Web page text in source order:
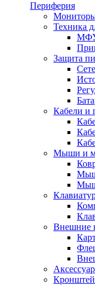
Периферия
Техника
МФУ
Защита
Кабели и
Мыши и
Внешние